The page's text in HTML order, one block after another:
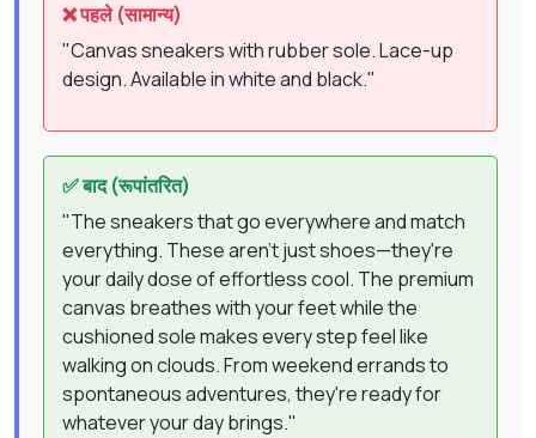
❌ पहले (सामान्य)
"Canvas sneakers with rubber sole. Lace-up
design. Available in white and black."
✅ बाद (रूपांतरित)
"The sneakers that go everywhere and match
everything. These aren't just shoes—they're
your daily dose of effortless cool. The premium
canvas breathes with your feet while the
cushioned sole makes every step feel like
walking on clouds. From weekend errands to
spontaneous adventures, they're ready for
whatever your day brings."